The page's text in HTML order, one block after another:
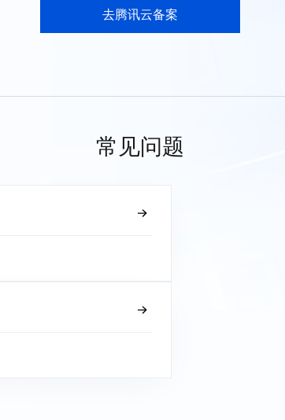
去腾讯云备案
常见问题